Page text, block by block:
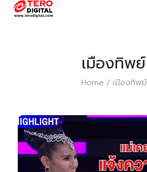
เมืองทิพย์
Home / เมืองทิพย์